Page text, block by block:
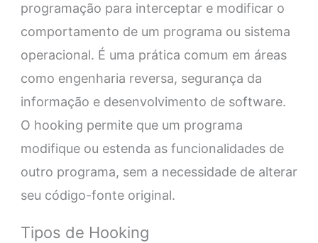
programação para interceptar e modificar o
comportamento de um programa ou sistema
operacional. É uma prática comum em áreas
como engenharia reversa, segurança da
informação e desenvolvimento de software.
O hooking permite que um programa
modifique ou estenda as funcionalidades de
outro programa, sem a necessidade de alterar
seu código-fonte original.
Tipos de Hooking